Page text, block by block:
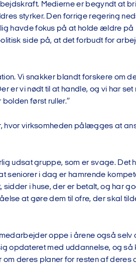
Medierne er begyndt at
styrker. Den forrige regering
havde fokus på at holde ældre på
side på, at det forbudt for
Vi snakker blandt forskere om
er vi nødt til at handle, og vi har
først ruller.”
hvor virksomheden pålægges at
udsat gruppe, som er svage. Det
seniorer i dag er hamrende
i huse, der er betalt, og har
at gøre dem til ofre, der skal
oppe i årene også selv
opdateret med uddannelse, og så
deres planer for resten af deres